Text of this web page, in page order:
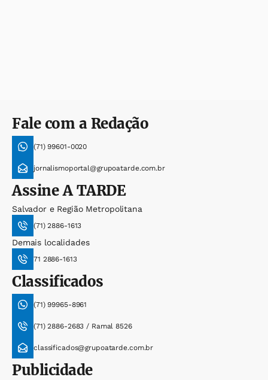
Fale com a Redação
(71) 99601-0020
jornalismoportal@grupoatarde.com.br
AssineA TARDE
Salvador e Região Metropolitana
(71) 2886-1613
Demais localidades
71 2886-1613
Classificados
(71) 99965-8961
(71) 2886-2683 / Ramal 8526
classificados@grupoatarde.com.br
Publicidade